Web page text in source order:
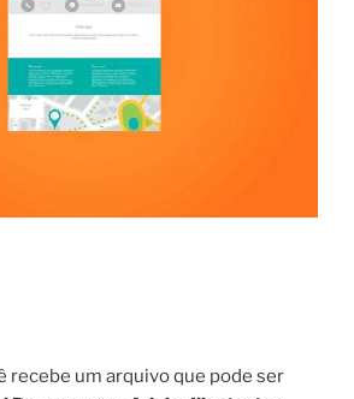
recebe um arquivo que pode ser